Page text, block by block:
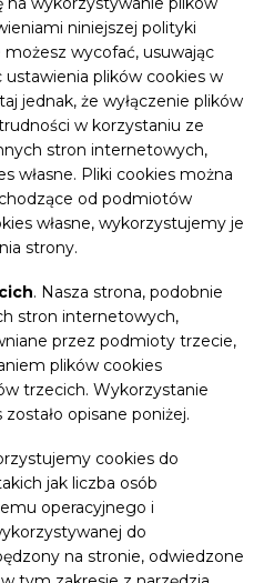
niniejszej polityki
wycofać, usuwając
ustawienia plików cookies w
jednak, że wyłączenie plików
w korzystaniu ze
stron internetowych,
własne. Pliki cookies można
od podmiotów
własne, wykorzystujemy je
strony.
. Nasza strona, podobnie
stron internetowych,
przez podmioty trzecie,
plików cookies
trzecich. Wykorzystanie
opisane poniżej.
cookies do
jak liczba osób
operacyjnego i
do
na stronie, odwiedzone